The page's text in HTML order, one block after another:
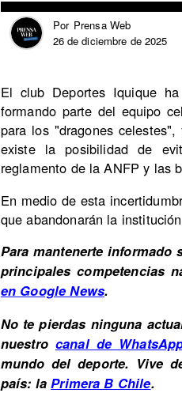
Prensa Web
Por
26 de diciembre de 2025
El club Deportes Iquique
formando parte del equipo
para los "dragones
existe la posibilidad de
reglamento de la ANFP y las
En medio de esta
que abandonarán la
Para mantenerte informado
principales competencias
en Google News.
No te pierdas ninguna
nuestro canal de
mundo del deporte. Vive
país: laPrimera B Chile.